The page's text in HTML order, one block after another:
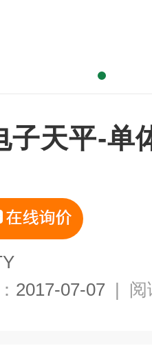
子天平-单
2017-07-07 | 阅